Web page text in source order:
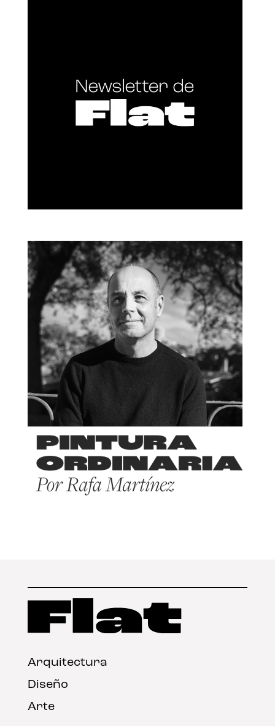
Arquitectura
Diseño
Arte